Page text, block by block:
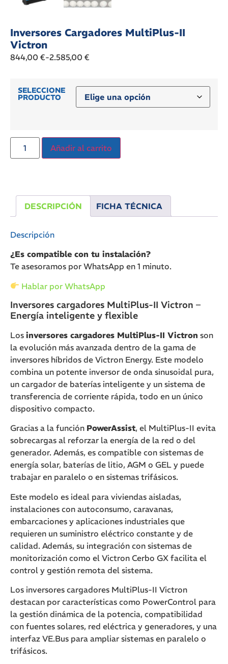
Inversores Cargadores MultiPlus-II
Victron
844,00 €-2.585,00 €
SELECCIONE
PRODUCTO
Añadir al carrito
DESCRIPCIÓN FICHA TÉCNICA
Descripción
¿Es compatible con tu instalación?
Te asesoramos por WhatsApp en 1 minuto.
Hablar por WhatsApp
Inversores cargadores MultiPlus-II Victron –
Energía inteligente y flexible
Los inversores cargadores MultiPlus-II Victron son
la evolución más avanzada dentro de la gama de
inversores híbridos de Victron Energy. Este modelo
combina un potente inversor de onda sinusoidal pura,
un cargador de baterías inteligente y un sistema de
transferencia de corriente rápida, todo en un único
dispositivo compacto.
Gracias a la función PowerAssist, el MultiPlus-II evita
sobrecargas al reforzar la energía de la red o del
generador. Además, es compatible con sistemas de
energía solar, baterías de litio, AGM o GEL y puede
trabajar en paralelo o en sistemas trifásicos.
Este modelo es ideal para viviendas aisladas,
instalaciones con autoconsumo, caravanas,
embarcaciones y aplicaciones industriales que
requieren un suministro eléctrico constante y de
calidad. Además, su integración con sistemas de
monitorización como el Victron Cerbo GX facilita el
control y gestión remota del sistema.
Los inversores cargadores MultiPlus-II Victron
destacan por características como PowerControl para
la gestión dinámica de la potencia, compatibilidad
con fuentes solares, red eléctrica y generadores, y una
interfaz VE.Bus para ampliar sistemas en paralelo o
trifásicos.